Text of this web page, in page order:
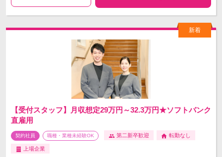
【受付スタッフ】月収想定29万円～32.3万円★ソフトバンク
直雇用
契約社員 職種・業種未経験OK 第二新卒歓迎 転勤なし
上場企業